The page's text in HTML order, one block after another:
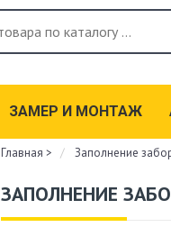
ЗАМЕР И МОНТАЖ
Главная > Заполнение
ЗАПОЛНЕНИЕ